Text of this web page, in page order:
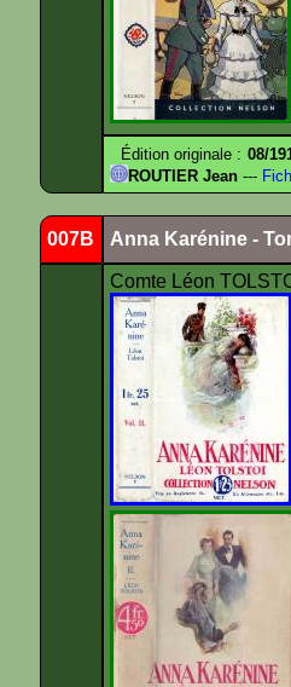
Édition originale : 08/
ROUTIER Jean ---
007B Anna Karénine -
Comte Léon